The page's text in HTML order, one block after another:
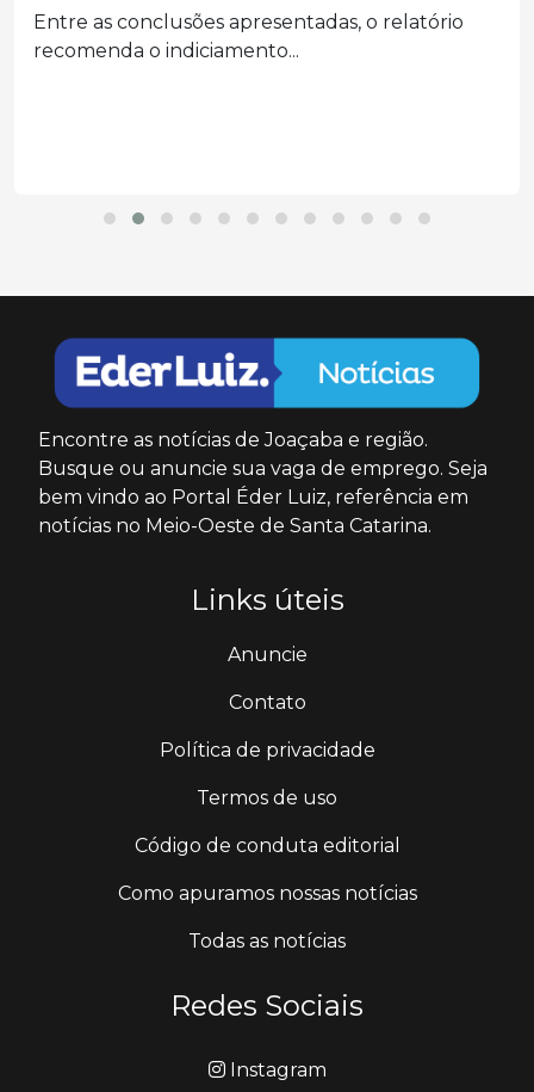
Entre as conclusões apresentadas, o relatório
recomenda o indiciamento...
Encontre as notícias de Joaçaba e região.
Busque ou anuncie sua vaga de emprego. Seja
bem vindo ao Portal Éder Luiz, referência em
notícias no Meio-Oeste de Santa Catarina.
Links úteis
Anuncie
Contato
Política de privacidade
Termos de uso
Código de conduta editorial
Como apuramos nossas notícias
Todas as notícias
Redes Sociais
Instagram